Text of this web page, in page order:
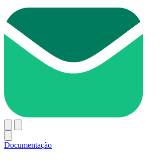
Documentação